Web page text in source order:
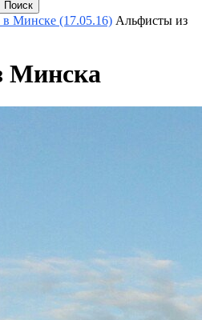
в Минске (17.05.16) Альфисты из
Минска